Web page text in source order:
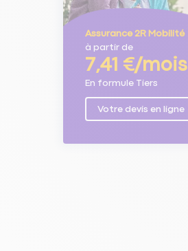
Assurance 2R Mobilité
à partir de
7,41 €/mois
En formule Tiers
Votre devis en ligne